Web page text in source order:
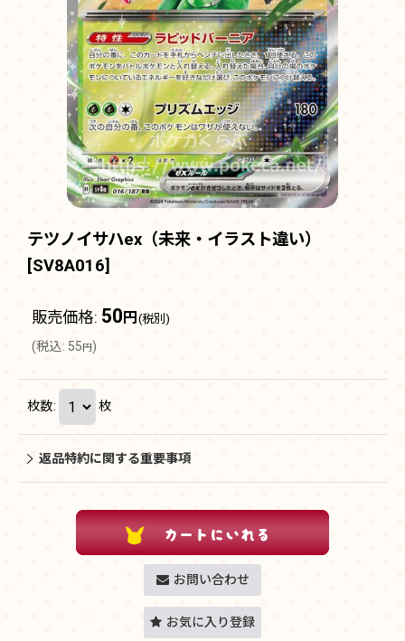
テツノイサハex（未来・イラスト違い）
[SV8A016]
販売価格: 50 円 (税別)
(税込: 55 円 )
枚数: 枚
返品特約に関する重要事項
お問い合わせ
お気に入り登録